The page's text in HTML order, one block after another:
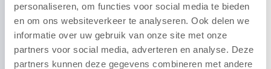
personaliseren, om functies voor social media te bieden
en om ons websiteverkeer te analyseren. Ook delen we
informatie over uw gebruik van onze site met onze
partners voor social media, adverteren en analyse. Deze
partners kunnen deze gegevens combineren met andere
about the bicycle rental company via the button
below.
More information